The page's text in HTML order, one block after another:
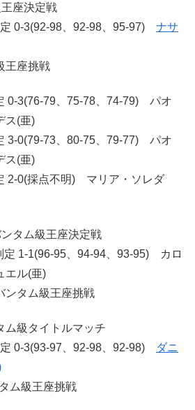
座決定戦
0-3(92-98、92-98、95-97) ナサ
王座挑戦
0-3(76-79、75-78、74-79) パオ
ス(亜)
3-0(79-73、80-75、79-77) パオ
ス(亜)
2-0(採点不明) マリア・ソレダ
タム級王座決定戦
1-1(96-95、94-94、93-95) カロ
エル(亜)
ンタム級王座挑戦
ム級タイトルマッチ
0-3(93-97、92-98、92-98)
ダニ
ム級王座挑戦